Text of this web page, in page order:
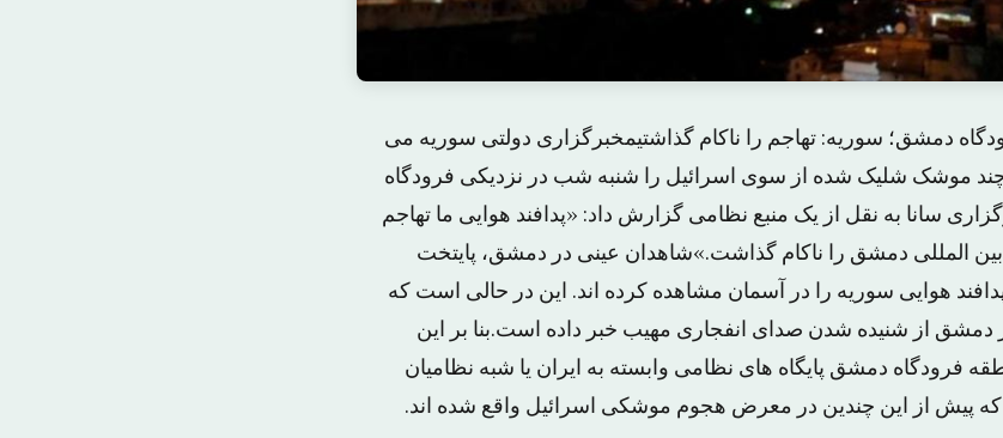
دمشق؛ سوریه: تهاجم را ناکام گذاشتیمخبرگزاری دولتی سوریه می
چند موشک شلیک شده از سوی اسرائیل را شنبه شب در نزدیکی فرودگاه
سانا به نقل از یک منبع نظامی گزارش داد: «پدافند هوایی ما تهاجم
المللی دمشق را ناکام گذاشت.»شاهدان عینی در دمشق، پایتخت
هوایی سوریه را در آسمان مشاهده کرده اند. این در حالی است که
دمشق از شنیده شدن صدای انفجاری مهیب خبر داده است.بنا بر این
فرودگاه دمشق پایگاه های نظامی وابسته به ایران یا شبه نظامیان
که پیش از این چندین در معرض هجوم موشکی اسرائیل واقع شده اند.